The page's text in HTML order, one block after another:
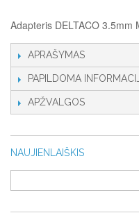
Adapteris DELTACO 3.5mm
APRAŠYMAS
PAPILDOMA
APŽVALGOS
NAUJIENLAIŠKIS